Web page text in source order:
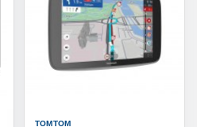
TOMTOM